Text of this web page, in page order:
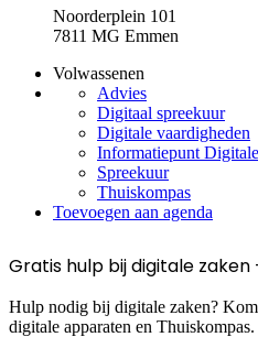
Noorderplein 101
7811 MG Emmen
Volwassenen
Advies
Digitaal spreekuur
Digitale vaardigheden
Informatiepunt
Spreekuur
Thuiskompas
Toevoegen aan agenda
Gratis hulp bij digitale zaken
Hulp nodig bij digitale zaken?
digitale apparaten en Thuiskompas.